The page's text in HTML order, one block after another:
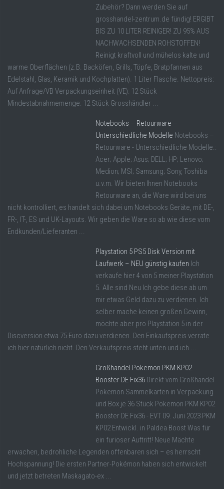
Zubehör? Dann werden Sie auf
grosshandel-zentrum.de fündig! ERGIBT
BIS ZU 10 LITER REINIGER! ZU 95% AUS
NACHWACHSENDEN ROHSTOFFEN!
Reinigt kraftvoll und mühelos kalte und
warme Oberflächen (z.B. Backöfen, Grills, Töpfe, Bratpfannen aus
Edelstahl, Glas, Keramik und Kochplatten). 1 Liter Flasche. Nettopreis:
Auf Anfrage/VB Verpackungseinheit (VE): 12 Stück
Mindestabnahmemenge: 12 Stück Grosshändler ...
Notebooks – Retourware –
Unterschiedliche Modelle Notebooks –
Retourware - Unterschiedliche Modelle.:
Acer; Apple; Asus; DELL; HP; Lenovo;
Medion; MSI; Samsung; Sony, Toshiba
u.v.m. Wir bieten Ihnen Notebooks
Retourware an, die Ware wird bei uns
nicht kontrolliert, es handelt sich dabei um Notebooks Geräte, mit DE-,
FR-, IT-, ES und UK-Layouts. Wir geben die Ware so ab wie diese vom
Endkunden/Lieferanten ...
Playstation 5 PS5 Disk Version mit
Laufwerk – NEU günstig kaufen Ich
verkaufe hier 4 von 5 meiner Playstation
5. Alle sind Neu Ich gebe diese ab um
mir etwas Geld dazu zu verdienen. Ich
selber mache keinen großen Gewinn,
möchte aber pro Playstation 5 in der
Discversion etwa 75 Euro dazu verdienen. Den Einkaufspreis verrate
ich hier natürlich nicht. Den Verkaufspreis steht unten und ich ...
Großhandel Pokemon PKM KP02
Booster DE Fix36 Direkt vom Großhandel
Pokemon Sammelkarten in Verpackung
und Box je 36 Stück Pokemon PKM KP02
Booster DE Fix36 - EVT 09. Juni 2023 PKM
KP02 Entwickl. in Paldea Boost Was für
ein furioser Auftritt! Neue Mächte
erwachen, bedrohliche Legenden offenbaren sich – es herrscht
Hochspannung! Die ersten Partner-Pokémon haben sich entwickelt
und jetzt betreten Maskagato-ex ...